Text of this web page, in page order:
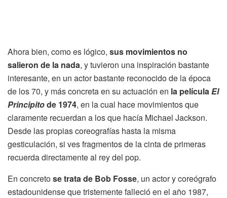
Ahora bien, como es lógico, sus movimientos no
salieron de la nada, y tuvieron una inspiración bastante
interesante, en un actor bastante reconocido de la época
de los 70, y más concreta en su actuación en la películaEl
Principitode 1974, en la cual hace movimientos que
claramente recuerdan a los que hacía Michael Jackson.
Desde las propias coreografías hasta la misma
gesticulación, si ves fragmentos de la cinta de primeras
recuerda directamente al rey del pop.
En concretose trata de Bob Fosse, un actor y coreógrafo
estadounidense que tristemente falleció en el año 1987,